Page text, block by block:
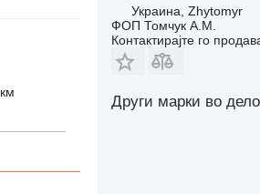
км
Украина, Zhytomyr
ФОП Томчук А.М.
Контактирајте го
Други марки во